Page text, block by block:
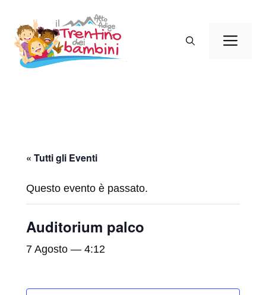
contenuto
« Tutti gli Eventi
Questo evento è passato.
Auditorium palco
7 Agosto — 4:12